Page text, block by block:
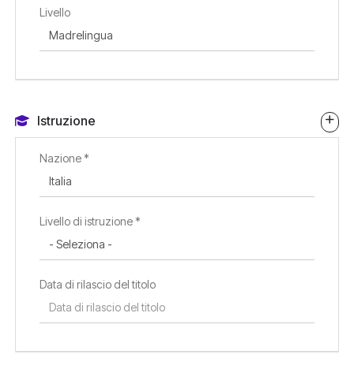
Livello
Istruzione
Nazione *
Livello di istruzione *
Data di rilascio del titolo